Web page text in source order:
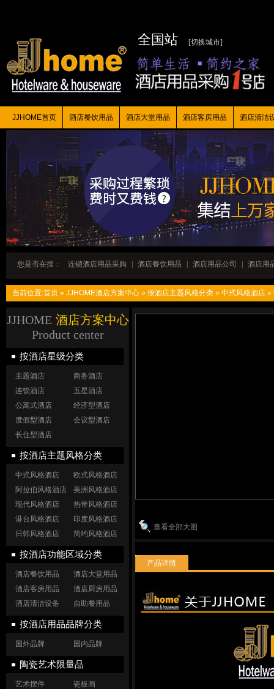
全国站 [切换城市]
JJHOME首页 酒店餐饮用品 酒店大堂用品 酒店客房用品 酒店清洁
您是否在搜： 连锁酒店用品采购 酒店餐饮用品 酒店用品公司 酒店用
当前位置:首页 » JJHOME酒店方案中心 » 按酒店主题风格分类 » 中式风格酒店 »
查看全部大图
产品详情
JJHOME 酒店方案中心
Product center
按酒店星级分类
主题酒店
商务酒店
连锁酒店
五星酒店
公寓式酒店
经济型酒店
度假型酒店
会议型酒店
长住型酒店
按酒店主题风格分类
中式风格酒店
欧式风格酒店
阿拉伯风格酒店
美洲风格酒店
现代风格酒店
热带风格酒店
港台风格酒店
印度风格酒店
日韩风格酒店
简约风格酒店
按酒店功能区域分类
酒店餐饮用品
酒店大堂用品
酒店客房用品
酒店厨房用品
酒店清洁设备
自助餐用品
按酒店用品品牌分类
国外品牌 国内品牌
陶瓷艺术限量品
艺术摆件 瓷板画